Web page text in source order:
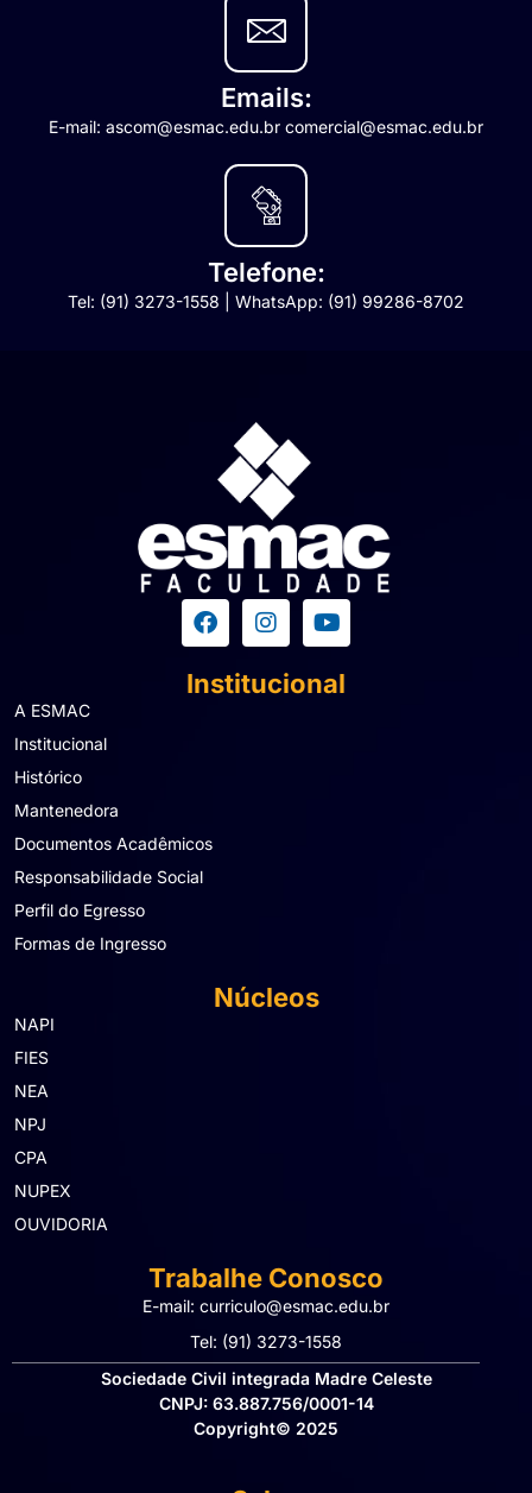
Emails:
E-mail: ascom@esmac.edu.br comercial@esmac.edu.br
Telefone:
Tel: (91) 3273-1558 | WhatsApp: (91) 99286-8702
Institucional
A ESMAC
Institucional
Histórico
Mantenedora
Documentos Acadêmicos
Responsabilidade Social
Perfil do Egresso
Formas de Ingresso
Núcleos
NAPI
FIES
NEA
NPJ
CPA
NUPEX
OUVIDORIA
Trabalhe Conosco
E-mail: curriculo@esmac.edu.br
Tel: (91) 3273-1558​
Sociedade Civil integrada Madre Celeste
CNPJ: 63.887.756/0001-14
Copyright© 2025